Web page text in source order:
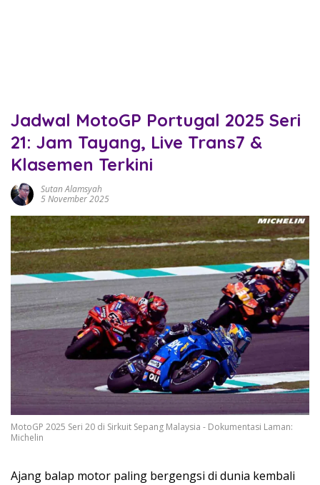
Jadwal MotoGP Portugal 2025 Seri
21: Jam Tayang, Live Trans7 &
Klasemen Terkini
Sutan Alamsyah
5 November 2025
MotoGP 2025 Seri 20 di Sirkuit Sepang Malaysia - Dokumentasi Laman:
Michelin
Ajang balap motor paling bergengsi di dunia kembali